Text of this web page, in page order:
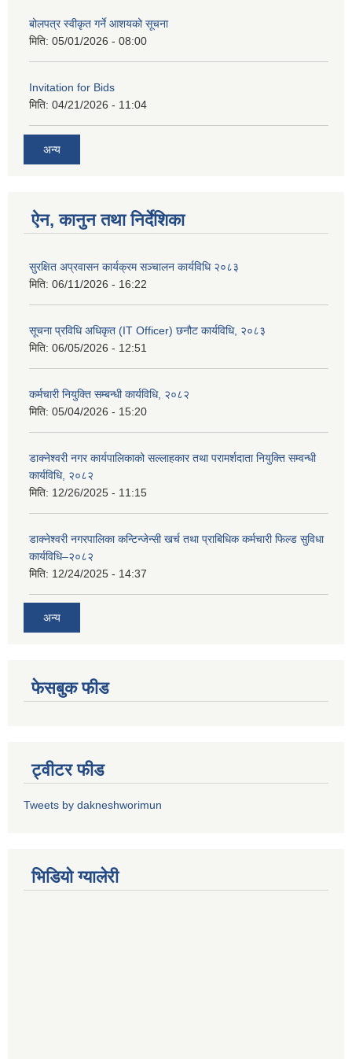
बोलपत्र स्वीकृत गर्ने आशयको सूचना
मिति: 05/01/2026 - 08:00
Invitation for Bids
मिति: 04/21/2026 - 11:04
अन्य
ऐन, कानुन तथा निर्देशिका
सुरक्षित अप्रवासन कार्यक्रम सञ्चालन कार्यविधि २०८३
मिति: 06/11/2026 - 16:22
सूचना प्रविधि अधिकृत (IT Officer) छनौट कार्यविधि, २०८३
मिति: 06/05/2026 - 12:51
कर्मचारी नियुक्ति सम्बन्धी कार्यविधि, २०८२
मिति: 05/04/2026 - 15:20
डाक्नेश्वरी नगर कार्यपालिकाको सल्लाहकार तथा परामर्शदाता नियुक्ति सम्वन्धी
कार्यविधि, २०८२
मिति: 12/26/2025 - 11:15
डाक्नेश्वरी नगरपालिका कन्टिन्जेन्सी खर्च तथा प्राबिधिक कर्मचारी फिल्ड सुविधा
कार्यविधि–२०८२
मिति: 12/24/2025 - 14:37
अन्य
फेसबुक फीड
ट्वीटर फीड
Tweets by dakneshworimun
भिडियाे ग्यालेरी